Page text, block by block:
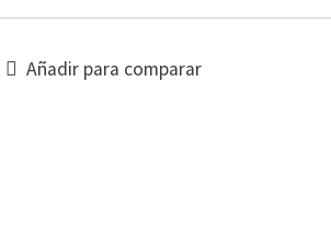
Añadir para comparar